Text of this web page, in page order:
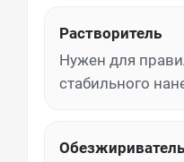
Растворитель
Нужен для
стабильного
Обезжириватель